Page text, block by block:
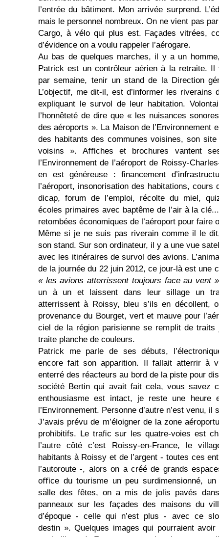
l’entrée du bâtiment. Mon arrivée surprend.
mais le personnel nombreux. On ne vient pas
Cargo, à vélo qui plus est. Façades vitrées,
d’évi­­dence on a voulu rappeler l’aérogare.
Au bas de quelques marches, il y a un
Patrick est un contrôleur aérien à la retraite. Il
par semaine, tenir un stand de la Direction
L’objectif, me dit-il, est d’informer les riverains
expliquant le survol de leur habitation.
l’honnêteté de dire que « les nuisances
des aéroports ». La Maison de l’En­vironnement
des habitants des com­munes voisines, son site
voisins ». Aﬃches et brochures vantent
l’Environnement de l’aéroport de Roissy-
en est généreuse : ﬁ­nancement
l’aéroport, insono­risation des habitations, cours
dicap, forum de l’emploi, récolte du miel,
écoles primaires avec baptême de l’air à la
retombées économiques de l’aéroport pour faire
Même si je ne suis pas riverain comme il le
son stand. Sur son ordinateur, il y a une vue
avec les itinéraires de survol des avions.
de la journée du 22 juin 2012, ce jour-là est une
« les avions atterrissent toujours face au vent »
un à un et laissent dans leur sillage un
atterrissent à Roissy, bleu s’ils en décollent,
provenance du Bourget, vert et mauve pour
ciel de la région parisienne se remplit de traits
traite planche de couleurs.
Patrick me parle de ses débuts,
encore fait son apparition. Il fallait atterrir à
enterré des réacteurs au bord de la piste pour
société Bertin qui avait fait cela, vous savez
enthousiasme est intact, je reste une heure
l’Environnement. Personne d’autre n’est venu, il
J’avais prévu de m’éloigner de la zone
prohibitifs. Le traﬁc sur les quatre-voies est
l’autre côté c’est Roissy-en-France, le
habitants à Roissy et de l’argent - toutes ces
l’autoroute -, alors on a créé de grands
oﬃce du tourisme un peu surdimensionné,
salle des fêtes, on a mis de jolis pavés
panneaux sur les façades des maisons du
d’époque - celle qui n’est plus - avec ce
destin ». Quelques images qui pourraient avoir